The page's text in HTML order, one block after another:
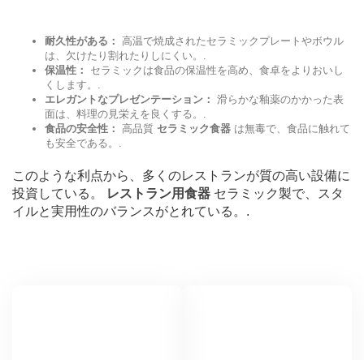
耐久性がある： 高温で焼成されたセラミックプレートやボウル
は、欠けたり割れたりしにくい。.
保温性：
セラミックは食品の保温性を高め、食卓をよりおいし
くします。.
エレガントなプレゼンテーション： 滑らかな釉薬のかかった表
面は、料理の見栄えを良くする。.
食品の安全性： 高品質 セラミック食器 は無毒で、食品に触れて
も安全である。.
このような利点から、多くのレストランが質の高い設備に
投資している。
レストラン用食器 セラミック製で、スタ
イルと実用性のバランスがとれている。.